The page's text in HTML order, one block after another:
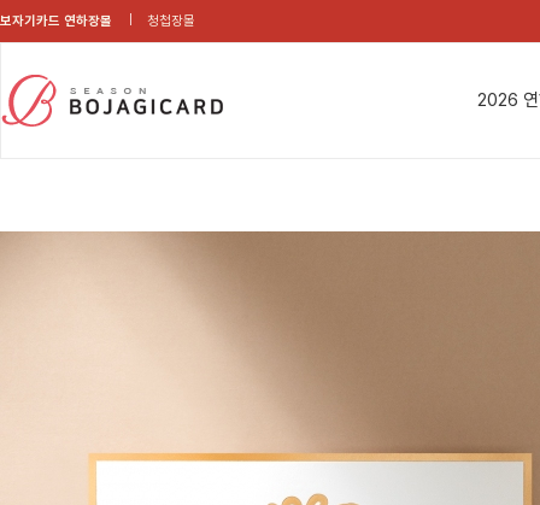
보자기카드 연하장몰 청첩장몰
2026